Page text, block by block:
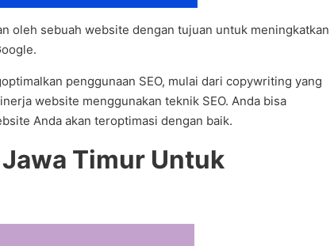
oleh sebuah website dengan tujuan untuk meningkatkan
penggunaan SEO, mulai dari copywriting yang
website menggunakan teknik SEO. Anda bisa
Anda akan teroptimasi dengan baik.
Timur Untuk